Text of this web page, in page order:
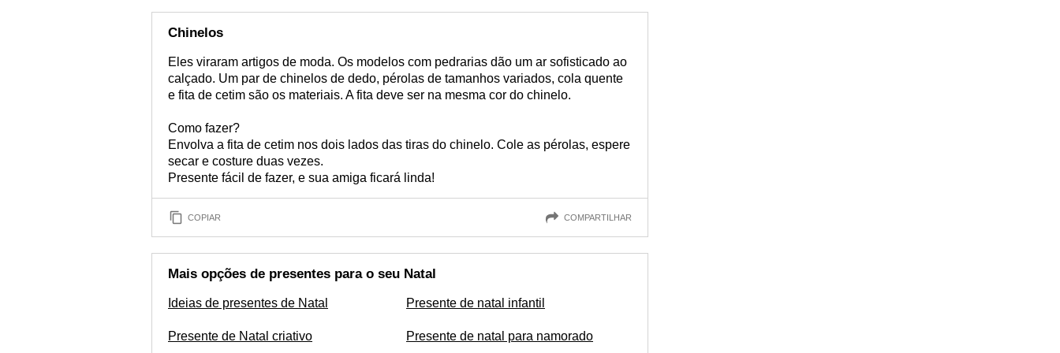
Chinelos
Eles viraram artigos de moda. Os modelos com pedrarias dão um ar sofisticado ao
calçado. Um par de chinelos de dedo, pérolas de tamanhos variados, cola quente
e fita de cetim são os materiais. A fita deve ser na mesma cor do chinelo.
Como fazer?
Envolva a fita de cetim nos dois lados das tiras do chinelo. Cole as pérolas, espere
secar e costure duas vezes.
Presente fácil de fazer, e sua amiga ficará linda!
COPIAR COMPARTILHAR
Mais opções de presentes para o seu Natal
Ideias de presentes de Natal
Presente de Natal criativo
Presente de natal infantil
Presente de natal para namorado